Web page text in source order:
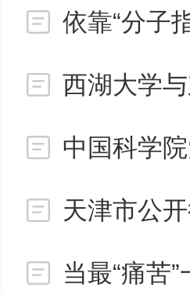
第五条
策，应于首次
依靠“分子
西湖大学
中国科学